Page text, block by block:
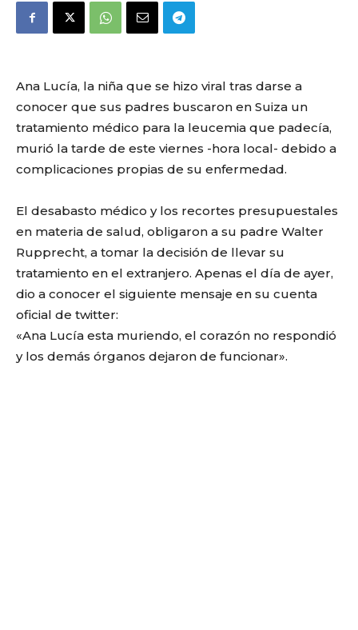
Ana Lucía, la niña que se hizo viral tras darse a
conocer que sus padres buscaron en Suiza un
tratamiento médico para la leucemia que padecía,
murió la tarde de este viernes -hora local- debido a
complicaciones propias de su enfermedad.
El desabasto médico y los recortes presupuestales
en materia de salud, obligaron a su padre Walter
Rupprecht, a tomar la decisión de llevar su
tratamiento en el extranjero. Apenas el día de ayer,
dio a conocer el siguiente mensaje en su cuenta
oficial de twitter:
«Ana Lucía esta muriendo, el corazón no respondió
y los demás órganos dejaron de funcionar».